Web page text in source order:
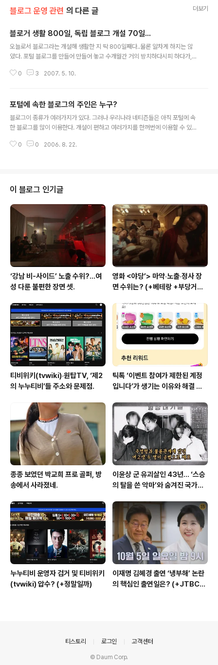
블로그 운영 관련 의 다른 글 더보기
블로거 생활 800일, 독립 블로그 개설 70일...
오늘로서 블로그라는 개설해 생활한 지 딱 800일째다..물론 알차게 하지는 않
았다. 포털 블로그를 만들어 만들어 놓고 수개월간 거의 방치하다시피 하다가,
다. 그리고 다시 티스토리로 이전한지 70일. 100일 되면 이런 글 한번 써보려
이것이 601개째..^^) 아직도 왜 내가 블로그에 글을 올리는지 모르겠다. 포털블
로그에 1백만이 넘는 방문자수를 보며 지금도 놀라면서도 그 글들을 쓴 나에게
'무슨 생각으로 썼지??'라는 의문을 던지기도 한다. 최근 한 블로..
0 3 2007. 5. 10.
포털에 속한 블로그의 주인은 누구?
블로그이 종류가 여러가지가 있다. 그러나 우리나라 네티즌들은 아직 포털에 속
한 블로그를 많이 이용한다. 개설이 편하고 여러가지를 한꺼번에 이용할 수 있
구냐라는 문제를 한번 제기해보고 싶다. 문제제기의 시발점은 내 블로그의 한
포털에서 명예훼손이라는 이유로 계속 삭제되었던 그 문제의 사진이 있었다. 그
리고 몇십분 후 그 댓글은 삭제되었다. 내가 삭제하지 않았으니, 누군가가 삭제
한 것이다. 글을..
0 0 2006. 8. 22.
이 블로그 인기글
‘강남 비-사이드’ 노출 수위?…여
성 다룬 불편한 장면 셋.
영화 <야당’> 마약‧노출‧정사 장
면 수위는? (+베테랑 +부당거래
티비위키(tvwiki)‧원탑TV, ‘제2
의 누누티비’들 주소와 문제점.
틱톡 ‘이벤트 참여가 제한된 계정
입니다’가 생기는 이유와 해결 방
종종 보였던 박교희 프로 골퍼, 방
송에서 사라졌네.
이윤상 군 유괴살인 43년… ‘스승
의 탈을 쓴 악마’와 숨겨진 국가폭
누누티비 운영자 검거 및 티비위키
(tvwiki) 압수? (+정말일까)
이재명 김혜경 출연 ‘냉부해’ 논란
의 핵심인 출연일은? (+JTBC
티스토리 로그인 고객센터
© Daum Corp.